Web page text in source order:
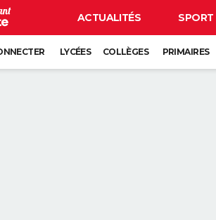
ACTUALITÉS SPORT
LYCÉES COLLÈGES PRIMAIRES